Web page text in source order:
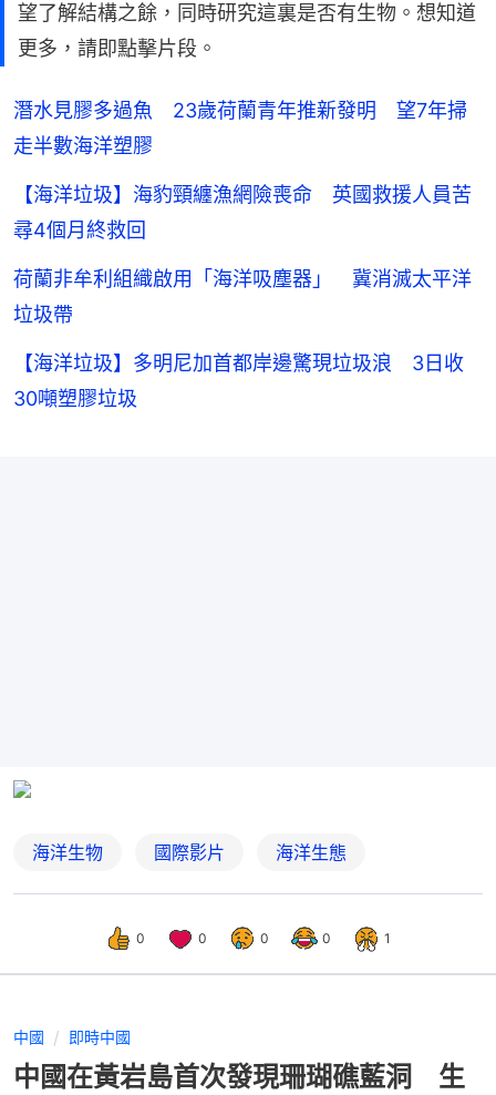
望了解結構之餘，同時研究這裏是否有生物。想知道
更多，請即點擊片段。
潛水見膠多過魚 23歲荷蘭青年推新發明 望7年掃
走半數海洋塑膠
【海洋垃圾】海豹頸纏漁網險喪命 英國救援人員苦
尋4個月終救回
荷蘭非牟利組織啟用「海洋吸塵器」 冀消滅太平洋
垃圾帶
【海洋垃圾】多明尼加首都岸邊驚現垃圾浪 3日收
30噸塑膠垃圾
海洋生物 國際影片 海洋生態
0 0 0 0 1
中國 即時中國
中國在黃岩島首次發現珊瑚礁藍洞 生